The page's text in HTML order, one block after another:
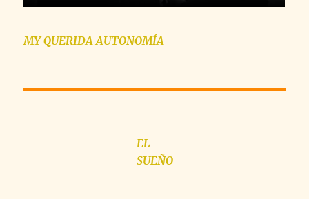
MY QUERIDA AUTONOMÍA
EL
SUEÑO